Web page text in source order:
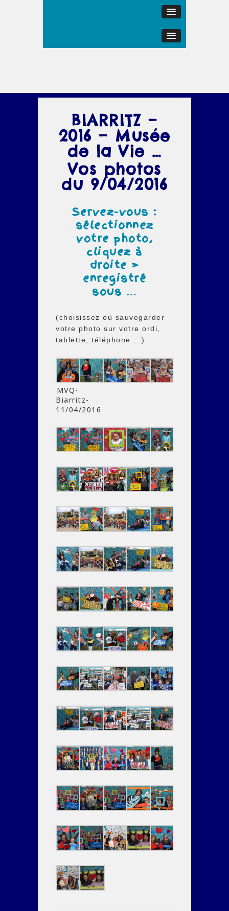
BIARRITZ –
2016 – Musée
de la Vie …
Vos photos
du 9/04/2016
Servez-vous :
sélectionnez
votre photo,
cliquez à
droite >
enregistré
sous …
(choisissez où sauvegarder
votre photo sur votre ordi,
tablette, téléphone …)
MVQ-
Biarritz-
11/04/2016